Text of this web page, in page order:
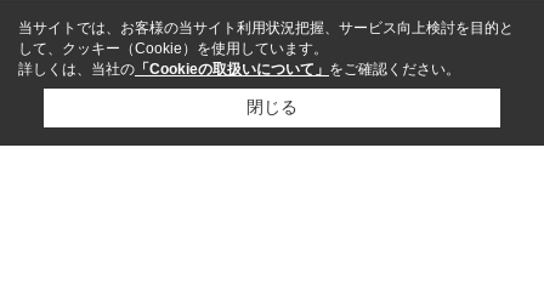
当サイトでは、お客様の当サイト利用状況把握、サービス向上検討を目的と
して、クッキー（Cookie）を使用しています。
詳しくは、当社の 「Cookieの取扱いについて」 をご確認ください。
閉じる